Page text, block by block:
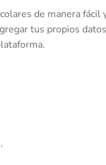
de manera
tus propios